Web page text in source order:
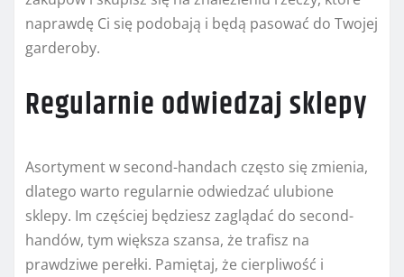
naprawdę Ci się podobają i będą pasować do Twojej
garderoby.
Regularnie odwiedzaj sklepy
Asortyment w second-handach często się zmienia,
dlatego warto regularnie odwiedzać ulubione
sklepy. Im częściej będziesz zaglądać do second-
handów, tym większa szansa, że trafisz na
prawdziwe perełki. Pamiętaj, że cierpliwość i